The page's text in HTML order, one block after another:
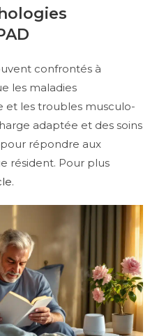
confrontés à
les maladies
et les troubles musculo-
adaptée et des soins
répondre aux
résident. Pour plus
.